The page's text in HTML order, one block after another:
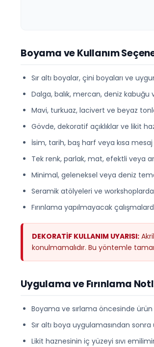
Boyama ve Kullanım
Sır altı boyalar, çini boyaları ve
Dalga, balık, mercan, deniz
Mavi, turkuaz, lacivert ve beyaz
Gövde, dekoratif açıklıklar ve likit
İsim, tarih, baş harf veya kısa
Tek renk, parlak, mat, efektli veya
Minimal, geleneksel veya deniz
Seramik atölyeleri ve workshoplarda
Fırınlama yapılmayacak
DEKORATİF KULLANIM UYARISI:
konulmamalıdır. Bu yöntemle
Uygulama ve Fırınlama
Boyama ve sırlama öncesinde ürün
Sır altı boya uygulamasından
Likit haznesinin iç yüzeyi sıvı